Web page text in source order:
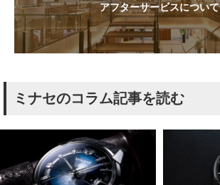
アフターサービスについて
ミナセのコラム記事を読む